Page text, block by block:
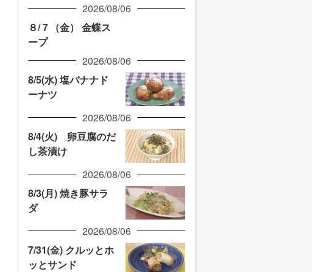
2026/08/06
８/７（金） 金蝶ス
ープ
2026/08/06
8/5(水) 塩バナナド
ーナツ
2026/08/06
8/4(火) 卵豆腐のだ
し茶漬け
2026/08/06
8/3(月) 焼き豚サラ
ダ
2026/08/06
7/31(金) クルッとホ
ッとサンド